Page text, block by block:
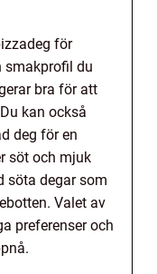
för
smakprofil du
bra för att
kan också
deg för en
söt och mjuk
söta degar som
Valet av
preferenser och